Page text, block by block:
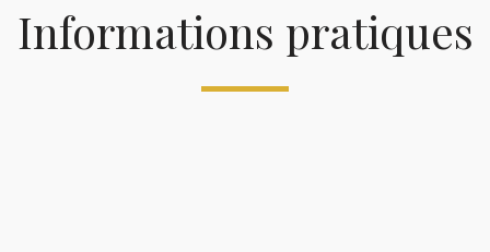
Informations pratiques